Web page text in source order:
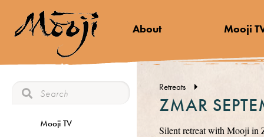
About Mooji
Mooji TV
Retreats
ZMAR
Silent retreat with Mooji in